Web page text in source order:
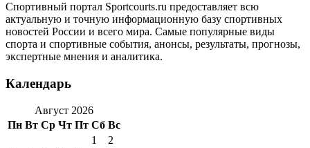
Спортивный портал Sportcourts.ru предоставляет всю
актуальную и точную информационную базу спортивных
новостей России и всего мира. Самые популярные виды
спорта и спортивные события, анонсы, результаты, прогнозы,
экспертные мнения и аналитика.
Календарь
Август 2026
Пн Вт Ср Чт Пт Сб Вс
1
2